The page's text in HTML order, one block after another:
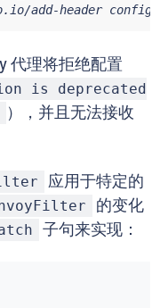
add-header
代理将拒绝配置
is deprecated
），并且无法接收
应用于特定的
的变化
子句来实现：